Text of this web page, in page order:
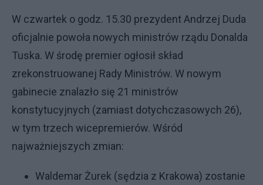
W czwartek o godz. 15.30 prezydent Andrzej Duda
oficjalnie powoła nowych ministrów rządu Donalda
Tuska. W środę premier ogłosił skład
zrekonstruowanej Rady Ministrów. W nowym
gabinecie znalazło się 21 ministrów
konstytucyjnych (zamiast dotychczasowych 26),
w tym trzech wicepremierów. Wśród
najważniejszych zmian:
Waldemar Żurek (sędzia z Krakowa) zostanie